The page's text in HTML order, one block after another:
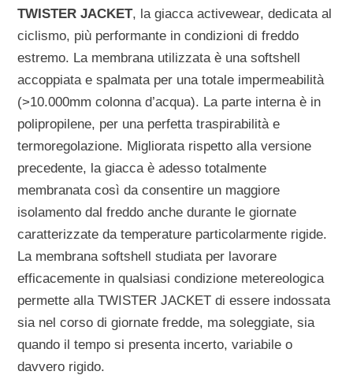
TWISTER JACKET, la giacca activewear, dedicata al
ciclismo, più performante in condizioni di freddo
estremo. La membrana utilizzata è una softshell
accoppiata e spalmata per una totale impermeabilità
(>10.000mm colonna d’acqua). La parte interna è in
polipropilene, per una perfetta traspirabilità e
termoregolazione. Migliorata rispetto alla versione
precedente, la giacca è adesso totalmente
membranata così da consentire un maggiore
isolamento dal freddo anche durante le giornate
caratterizzate da temperature particolarmente rigide.
La membrana softshell studiata per lavorare
efficacemente in qualsiasi condizione metereologica
permette alla TWISTER JACKET di essere indossata
sia nel corso di giornate fredde, ma soleggiate, sia
quando il tempo si presenta incerto, variabile o
davvero rigido.